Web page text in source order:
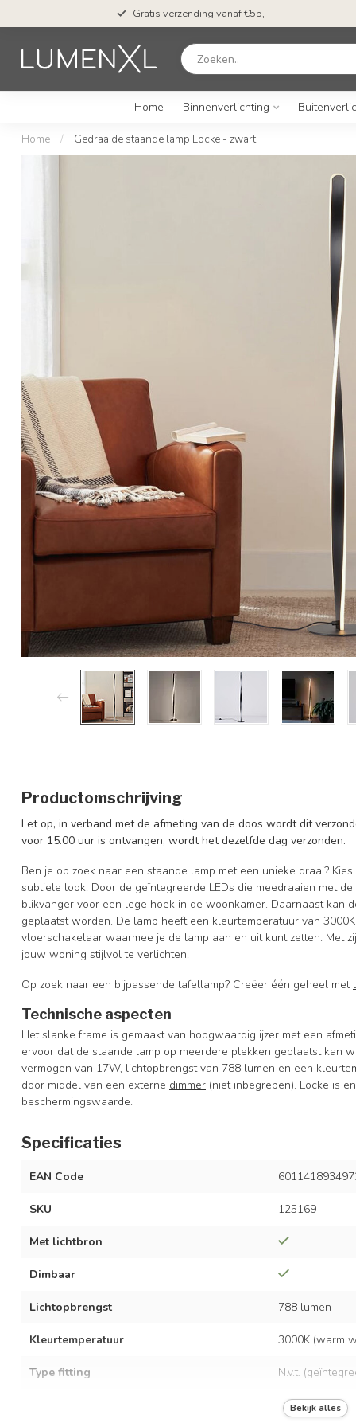
Gratis verzending vanaf €55,-
Home Binnenverlichting
Home / Gedraaide staande lamp Locke - zwart
Productomschrijving
Let op, in verband met de afmeting van de doos wordt dit
voor 15.00 uur is ontvangen, wordt het dezelfde dag verzonden.
Ben je op zoek naar een staande lamp met een unieke draai?
subtiele look. Door de geïntegreerde LEDs die meedraaien met
blikvanger voor een lege hoek in de woonkamer. Daarnaast kan
geplaatst worden. De lamp heeft een kleurtemperatuur van
vloerschakelaar waarmee je de lamp aan en uit kunt zetten. Met
jouw woning stijlvol te verlichten.
Op zoek naar een bijpassende tafellamp? Creëer één geheel met
Technische aspecten
Het slanke frame is gemaakt van hoogwaardig ijzer met een
ervoor dat de staande lamp op meerdere plekken geplaatst kan
vermogen van 17W, lichtopbrengst van 788 lumen en een
door middel van een externe dimmer (niet inbegrepen). Locke is
beschermingswaarde.
Specificaties
EAN Code
SKU 125169
Met lichtbron
Dimbaar
Lichtopbrengst 788 lumen
Kleurtemperatuur 3000K (warm
Type fitting N.v.t.
17 watt
Bekijk alles